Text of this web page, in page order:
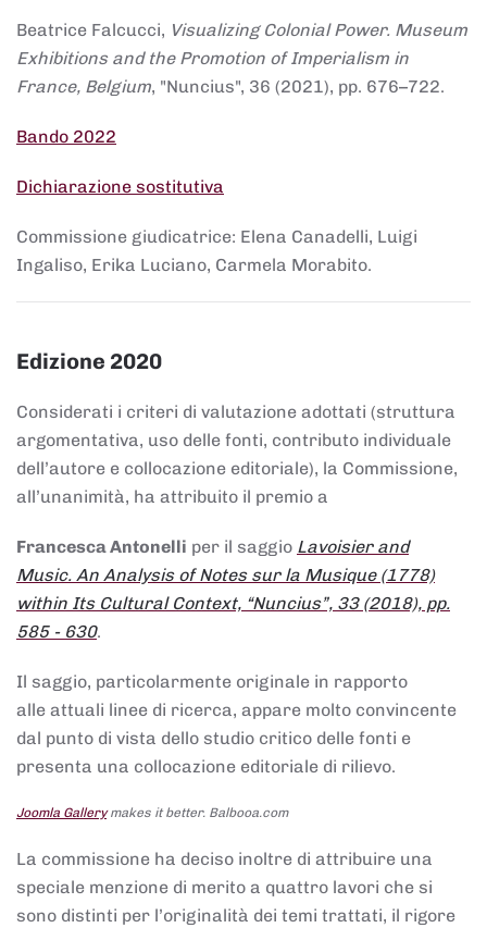
Beatrice Falcucci, Visualizing Colonial Power. Museum
Exhibitions and the Promotion of Imperialism in
France, Belgium, "Nuncius", 36 (2021), pp. 676–722.
Bando 2022
Dichiarazione sostitutiva
Commissione giudicatrice: Elena Canadelli, Luigi
Ingaliso, Erika Luciano, Carmela Morabito.
Edizione 2020
Considerati i criteri di valutazione adottati (struttura
argomentativa, uso delle fonti, contributo individuale
dell’autore e collocazione editoriale), la Commissione,
all’unanimità, ha attribuito il premio a
Francesca Antonelli per il saggio Lavoisier and
Music. An Analysis of Notes sur la Musique (1778)
within Its Cultural Context, “Nuncius”, 33 (2018), pp.
585 - 630.
Il saggio, particolarmente originale in rapporto
alle attuali linee di ricerca, appare molto convincente
dal punto di vista dello studio critico delle fonti e
presenta una collocazione editoriale di rilievo.
Joomla Gallerymakes it better. Balbooa.com
La commissione ha deciso inoltre di attribuire una
speciale menzione di merito a quattro lavori che si
sono distinti per l’originalità dei temi trattati, il rigore